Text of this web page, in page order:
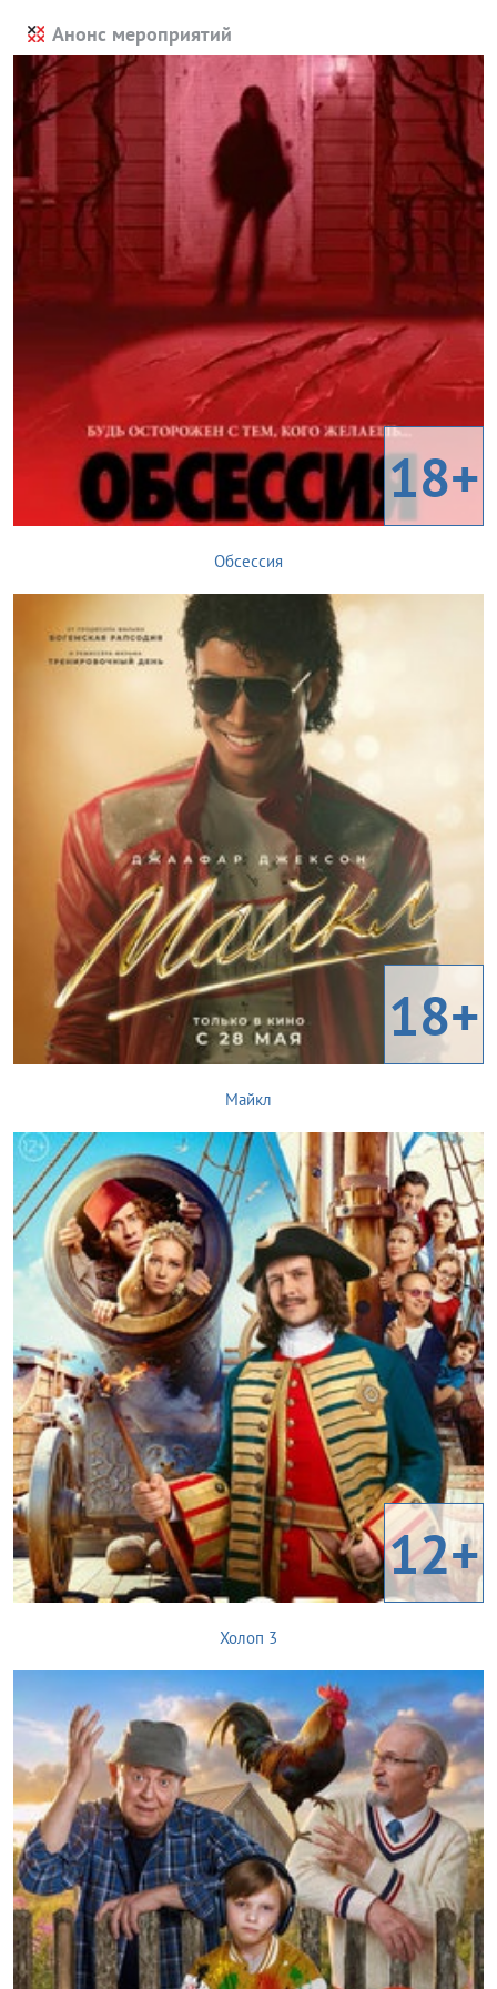
Анонс мероприятий
18+
Обсессия
18+
Майкл
12+
Холоп 3